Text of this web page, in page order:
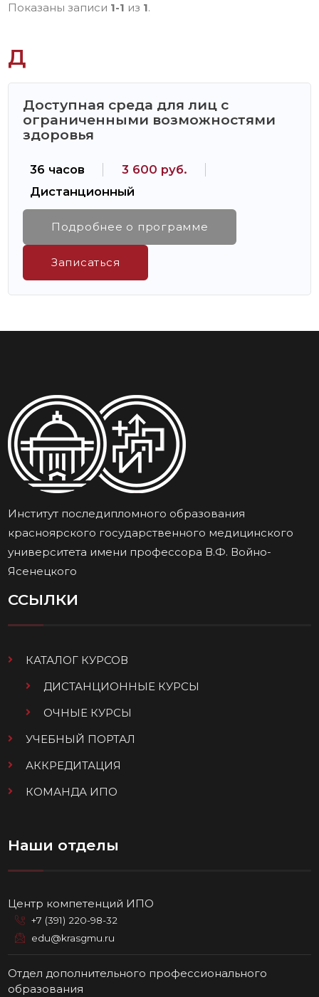
Показаны записи 1-1 из 1.
Д
Доступная среда для лиц с
ограниченными возможностями
здоровья
36 часов
3 600 руб.
Дистанционный
Подробнее о программе
Записаться
Институт последипломного образования
красноярского государственного медицинского
университета имени профессора В.Ф. Войно-
Ясенецкого
ССЫЛКИ
КАТАЛОГ КУРСОВ
ДИСТАНЦИОННЫЕ КУРСЫ
ОЧНЫЕ КУРСЫ
УЧЕБНЫЙ ПОРТАЛ
АККРЕДИТАЦИЯ
КОМАНДА ИПО
Наши отделы
Центр компетенций ИПО
+7 (391) 220-98-32
edu@krasgmu.ru
Отдел дополнительного профессионального
образования